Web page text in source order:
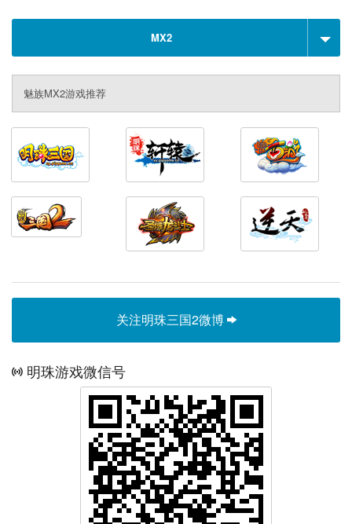
MX2
魅族MX2游戏推荐
关注明珠三国2微博
明珠游戏微信号